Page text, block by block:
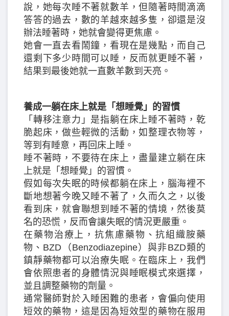
說，她每次睡不著就數羊，但隨著時間滴滴
答答的過去，數的羊越來越多隻，卻還是沒
辦法睡著時，她就會變得更焦慮。
她會一直去看鬧鐘，看現在是幾點，而自己
還剩下多少時間可以睡，反而就更睡不著，
結果到最後她就一直數羊數到天亮。
養成一躺在床上就是「想睡覺」的習慣
「轉移注意力」是指躺在床上睡不著時，乾
脆起床，做些輕微的活動，如整理衣物等，
等到有睡意，再回床上睡。
睡不著時，不要待在床上，盡量建立躺在床
上就是「想睡覺」的習慣。
假如每次失眠的時候都躺在床上，腦海裡不
斷地想著今晚又睡不著了，久而久之，以後
看到床，就會聯想到睡不著的情境，然後莫
名的恐慌，反而會讓失眠的情況更嚴重。
在藥物治療上，抗焦慮藥物、抗組織胺藥
物、BZD（Benzodiazepine）與非BZD類的
鎮靜藥物都可以治療失眠。在臨床上，我們
會依照患者的身體情況與睡眠模式來選擇，
並且調整藥物的劑量。
通常醫師對於入睡困難的患者，會偏向使用
短效的藥物，這是因為短效型的藥物在服用